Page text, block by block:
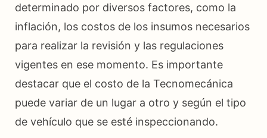
determinado por diversos factores, como la
inflación, los costos de los insumos necesarios
para realizar la revisión y las regulaciones
vigentes en ese momento. Es importante
destacar que el costo de la Tecnomecánica
puede variar de un lugar a otro y según el tipo
de vehículo que se esté inspeccionando.